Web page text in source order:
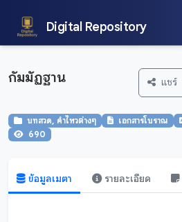
Digital Repository
กัมมัฏฐาน แชร์
บทสวด, คำไหวต่างๆ เอกสารโบราณ
690
ข้อมูลเมตา รายละเอียด